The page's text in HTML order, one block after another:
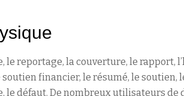
le reportage, la couverture, le rapport,
financier, le résumé, le soutien,
le défaut. De nombreux utilisateurs de